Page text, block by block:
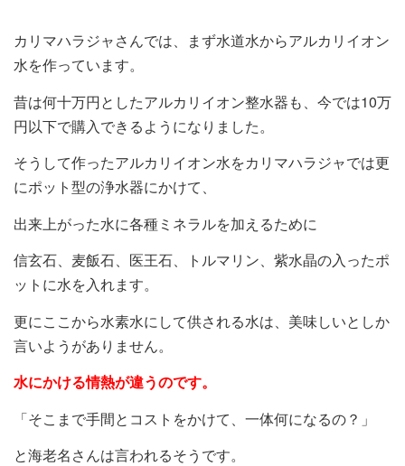
カリマハラジャさんでは、まず水道水からアルカリイオン
水を作っています。
昔は何十万円としたアルカリイオン整水器も、今では10万
円以下で購入できるようになりました。
そうして作ったアルカリイオン水をカリマハラジャでは更
にポット型の浄水器にかけて、
出来上がった水に各種ミネラルを加えるために
信玄石、麦飯石、医王石、トルマリン、紫水晶の入ったポ
ットに水を入れます。
更にここから水素水にして供される水は、美味しいとしか
言いようがありません。
水にかける情熱が違うのです。
「そこまで手間とコストをかけて、一体何になるの？」
と海老名さんは言われるそうです。